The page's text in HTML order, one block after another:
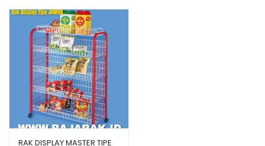
RAK DISPLAY MASTER TIPE